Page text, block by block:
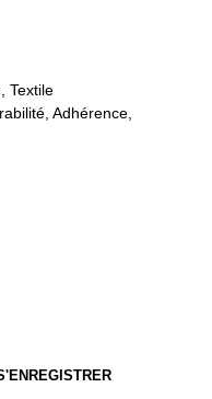
Textile
Adhérence,